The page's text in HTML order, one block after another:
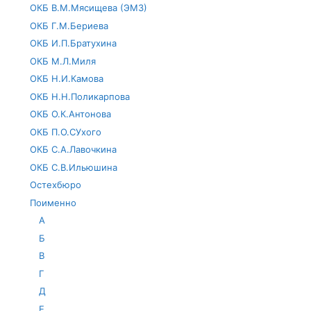
ОКБ В.М.Мясищева (ЭМЗ)
ОКБ Г.М.Бериева
ОКБ И.П.Братухина
ОКБ М.Л.Миля
ОКБ Н.И.Камова
ОКБ Н.Н.Поликарпова
ОКБ О.К.Антонова
ОКБ П.О.СУхого
ОКБ С.А.Лавочкина
ОКБ С.В.Ильюшина
Остехбюро
Поименно
А
Б
В
Г
Д
Е